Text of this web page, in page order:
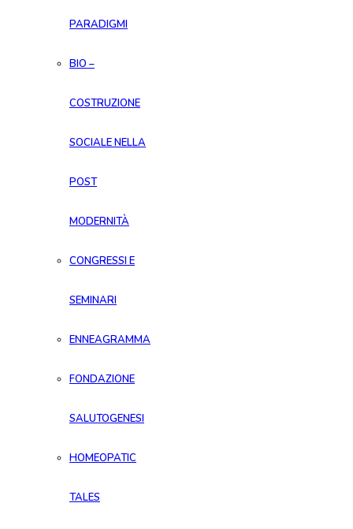
PARADIGMI
BIO –
COSTRUZIONE
SOCIALE NELLA
POST
MODERNITÀ
CONGRESSI E
SEMINARI
ENNEAGRAMMA
FONDAZIONE
SALUTOGENESI
HOMEOPATIC
TALES